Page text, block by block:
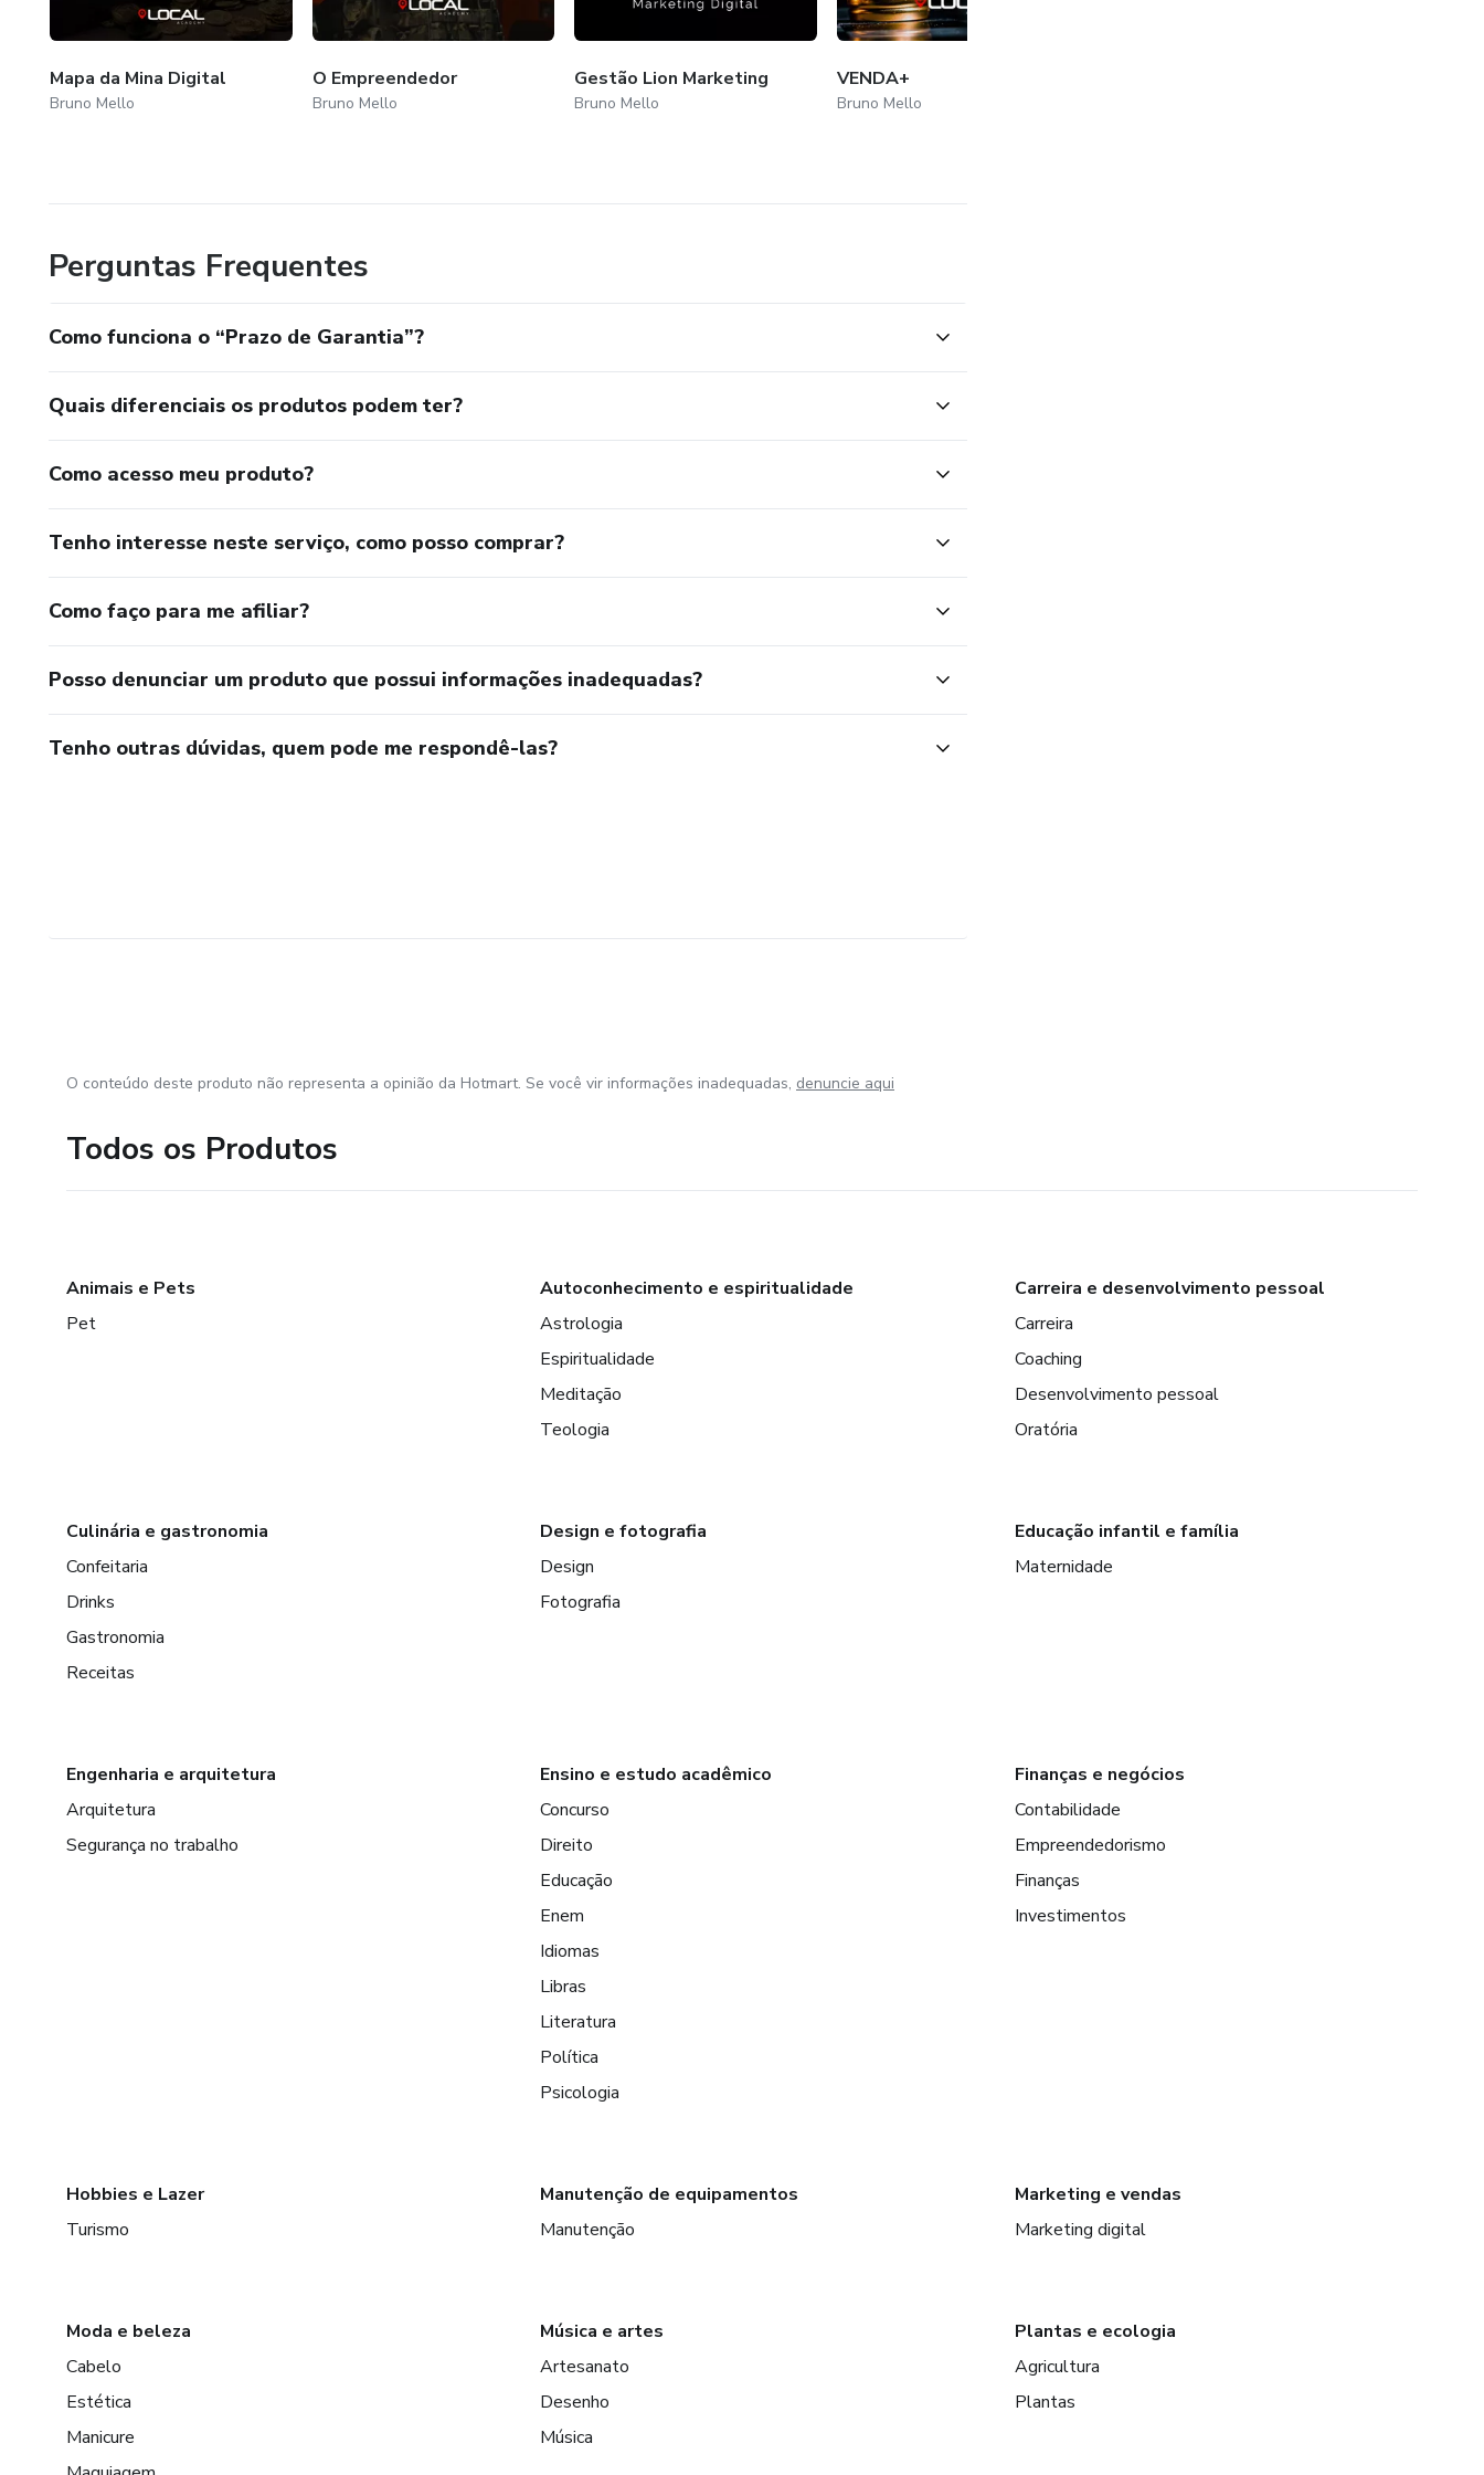
Mapa da Mina Digital
Bruno Mello
O Empreendedor
Bruno Mello
Gestão Lion Marketing
Bruno Mello
VENDA+
Bruno Mello
Perguntas Frequentes
Como funciona o “Prazo de Garantia”?
Quais diferenciais os produtos podem ter?
Como acesso meu produto?
Tenho interesse neste serviço, como posso comprar?
Como faço para me afiliar?
Posso denunciar um produto que possui informações inadequadas?
Tenho outras dúvidas, quem pode me respondê-las?
O conteúdo deste produto não representa a opinião da Hotmart. Se você vir informações inadequadas, denuncie aqui
Todos os Produtos
Animais e Pets
Pet
Autoconhecimento e espiritualidade
Astrologia
Espiritualidade
Meditação
Teologia
Carreira e desenvolvimento pessoal
Carreira
Coaching
Desenvolvimento pessoal
Oratória
Culinária e gastronomia
Confeitaria
Drinks
Gastronomia
Receitas
Design e fotografia
Design
Fotografia
Educação infantil e família
Maternidade
Engenharia e arquitetura
Arquitetura
Segurança no trabalho
Ensino e estudo acadêmico
Concurso
Direito
Educação
Enem
Idiomas
Libras
Literatura
Política
Psicologia
Finanças e negócios
Contabilidade
Empreendedorismo
Finanças
Investimentos
Hobbies e Lazer
Turismo
Manutenção de equipamentos
Manutenção
Marketing e vendas
Marketing digital
Moda e beleza
Cabelo
Estética
Manicure
Música e artes
Artesanato
Desenho
Música
Plantas e ecologia
Agricultura
Plantas